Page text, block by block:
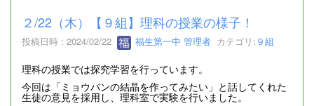
２/22（木）【９組】理科の授業の様子！
投稿日時 : 2024/02/22 福生第一中 管理者 カテゴリ: ９組
理科の授業では探究学習を行っています。
今回は「ミョウバンの結晶を作ってみたい」と話してくれた
生徒の意見を採用し、理科室で実験を行いました。